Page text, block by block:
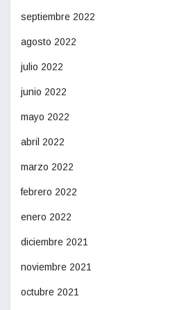
septiembre 2022
agosto 2022
julio 2022
junio 2022
mayo 2022
abril 2022
marzo 2022
febrero 2022
enero 2022
diciembre 2021
noviembre 2021
octubre 2021